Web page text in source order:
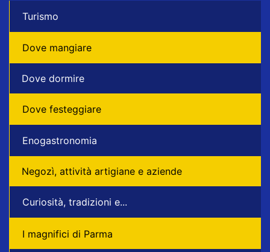
Turismo
Dove mangiare
Dove dormire
Dove festeggiare
Enogastronomia
Negozì, attività artigiane e aziende
Curiosità, tradizioni e...
I magnifici di Parma